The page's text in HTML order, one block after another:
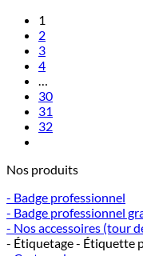
1
2
3
4
…
30
31
32
Nos produits
- Badge professionnel
- Badge professionnel
- Nos accessoires (tour
- Étiquetage - Étiquette